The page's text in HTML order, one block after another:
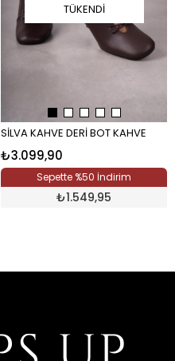
TÜKENDI
SİLVA KAHVE DERİ BOT KAHVE
₺3.099,90
Sepette %50 İndirim
₺1.549,95